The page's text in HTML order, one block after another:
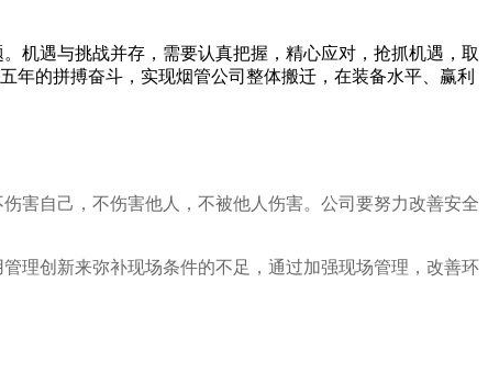
机遇与挑战并存，需要认真把握，精心应对，抢抓机遇，取
年的拼搏奋斗，实现烟管公司整体搬迁，在装备水平、赢利
害自己，不伤害他人，不被他人伤害。公司要努力改善安全
理创新来弥补现场条件的不足，通过加强现场管理，改善环